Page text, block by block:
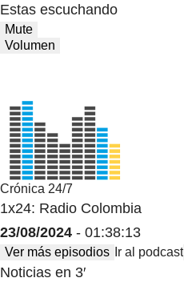
Estas escuchando
Mute
Volumen
Crónica 24/7
1x24: Radio Colombia
23/08/2024 - 01:38:13
Ver más episodios Ir al podcast
Noticias en 3′